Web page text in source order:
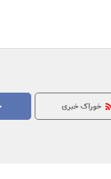
خوراک خبری